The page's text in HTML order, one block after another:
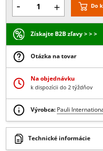
59.04 €/ pár
48.00 € bez DPH
- +
Získajte B2B zľavy >